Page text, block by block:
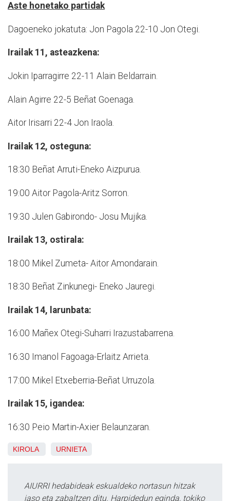
Aste honetako partidak
Dagoeneko jokatuta: Jon Pagola 22-10 Jon Otegi.
Irailak 11, asteazkena:
Jokin Iparragirre 22-11 Alain Beldarrain.
Alain Agirre 22-5 Beñat Goenaga.
Aitor Irisarri 22-4 Jon Iraola.
Irailak 12, osteguna:
18:30 Beñat Arruti-Eneko Aizpurua.
19:00 Aitor Pagola-Aritz Sorron.
19:30 Julen Gabirondo- Josu Mujika.
Irailak 13, ostirala:
18:00 Mikel Zumeta- Aitor Amondarain.
18:30 Beñat Zinkunegi- Eneko Jauregi.
Irailak 14, larunbata:
16:00 Mañex Otegi-Suharri Irazustabarrena.
16:30 Imanol Fagoaga-Erlaitz Arrieta.
17:00 Mikel Etxeberria-Beñat Urruzola.
Irailak 15, igandea:
16:30 Peio Martin-Axier Belaunzaran.
KIROLA URNIETA
AIURRI hedabideak eskualdeko nortasun hitzak
jaso eta zabaltzen ditu. Harpidedun eginda, tokiko